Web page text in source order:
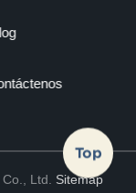
Ltd. Sitemap
Top